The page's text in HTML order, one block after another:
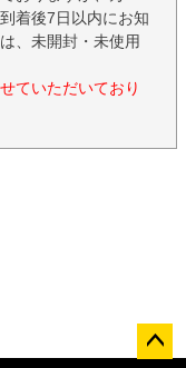
着後7日以内にお知
、未開封・未使用
ていただいており